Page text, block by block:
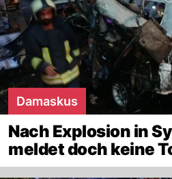
Damaskus
Nach Explosion in
meldet doch keine